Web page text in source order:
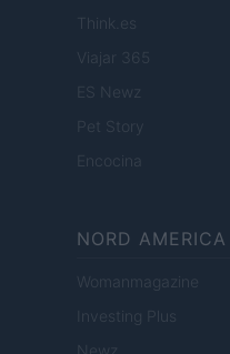
Think.es
Viajar 365
ES Newz
Pet Story
Encocina
NORD AMERICA
Womanmagazine
Investing Plus